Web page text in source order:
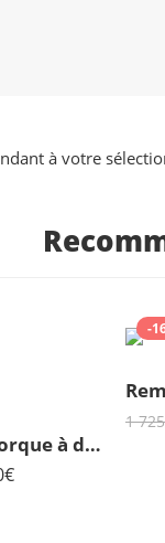
à votre
Humbaur Remorque à deux essieux Alumaster Tandem 2500 3030x1500x350mm freinée poids total adm. 2500kg
€
-
1